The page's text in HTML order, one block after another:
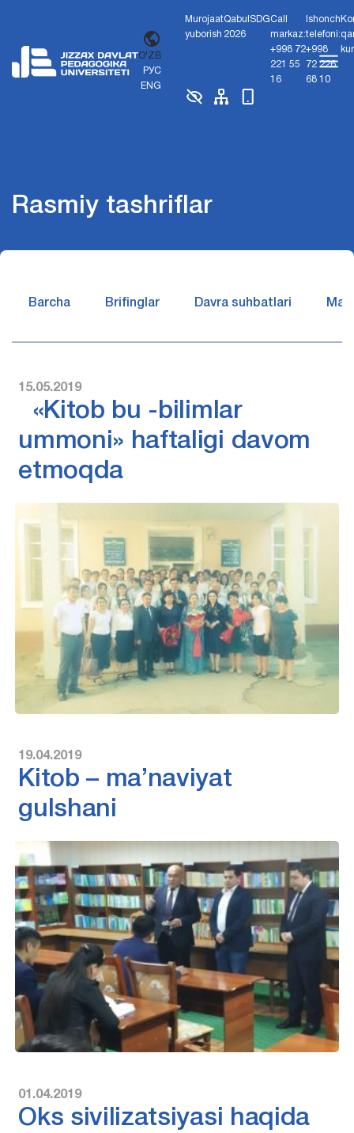
O'ZB
РУС
ENG
Murojaat
yuborish
Qabul
2026
SDGCall
markaz:
+998 72
221 55
16
Ishonch
telefoni:
+998
72 226
68 10
Rasmiy tashriflar
Barcha Brifinglar Davra suhbatlari
15.05.2019
«Kitob bu -bilimlar
ummoni» haftaligi davom
etmoqda
19.04.2019
Kitob – ma’naviyat
gulshani
01.04.2019
Oks sivilizatsiyasi haqida